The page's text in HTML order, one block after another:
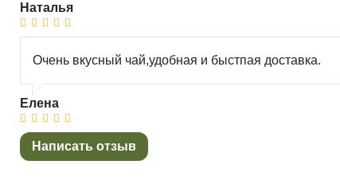
Наталья
Очень вкусный чай,удобная и быстпая доставка.
Елена
Написать отзыв